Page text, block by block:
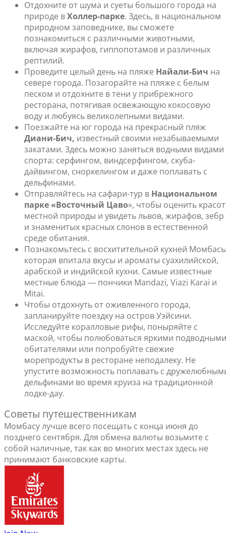
Отдохните от шума и суеты большого города на
природе вХоллер-парке. Здесь, в национальном
природном заповеднике, вы сможете
познакомиться с различными животными,
включая жирафов, гиппопотамов и различных
рептилий.
Проведите целый день на пляже Найали-Бич на
севере города. Позагорайте на пляже с белым
песком и отдохните в тени у прибрежного
ресторана, потягивая освежающую кокосовую
воду и любуясь великолепными видами.
Поезжайте на юг города на прекрасный пляж
Диани-Бич, известный своими незабываемыми
закатами. Здесь можно заняться водными видами
спорта: серфингом, виндсерфингом, скуба-
дайвингом, сноркелингом и даже поплавать с
дельфинами.
Отправляйтесь на сафари-тур в Национальном
парке «Восточный Цаво», чтобы оценить
местной природы и увидеть львов, жирафов, зебр
и знаменитых красных слонов в естественной
среде обитания.
Познакомьтесь с восхитительной кухней
которая впитала вкусы и ароматы суахилийской,
арабской и индийской кухни. Самые известные
местные блюда ― пончики Mandazi, Viazi Karai и
Mitai.
Чтобы отдохнуть от оживленного города,
запланируйте поездку на остров Уэйсини.
Исследуйте коралловые рифы, поныряйте с
маской, чтобы полюбоваться яркими подводными
обитателями или попробуйте свежие
морепродукты в ресторане неподалеку. Не
упустите возможность поплавать с
дельфинами во время круиза на традиционной
лодке-дау.
Советы путешественникам
Момбасу лучше всего посещать с конца июня до
позднего сентября. Для обмена валюты возьмите с
собой наличные, так как во многих местах здесь не
принимают банковские карты.